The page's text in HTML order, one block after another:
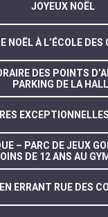
JOYEUX NOËL
NOËL À L’ÉCOLE DES
DES POINTS
PARKING DE LA
– PARC DE JEUX
DE 12 ANS AU
ERRANT RUE DES